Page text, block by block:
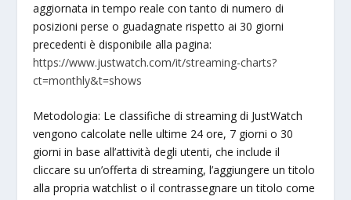
aggiornata in tempo reale con tanto di numero di
posizioni perse o guadagnate rispetto ai 30 giorni
precedenti è disponibile alla pagina:
https://www.justwatch.com/it/streaming-charts?
ct=monthly&t=shows
Metodologia: Le classifiche di streaming di JustWatch
vengono calcolate nelle ultime 24 ore, 7 giorni o 30
giorni in base all’attività degli utenti, che include il
cliccare su un’offerta di streaming, l’aggiungere un titolo
alla propria watchlist o il contrassegnare un titolo come